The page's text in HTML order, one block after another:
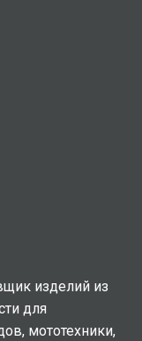
изделий из
для
мототехники,